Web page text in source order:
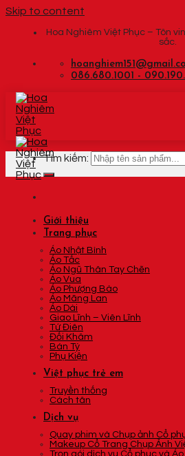
Skip to content
Hoa Nghiêm Việt Phục – Tôn
sắc.
086.680.1001 -
Giới thiệu
Trang phục
Áo Nhật Bình
Áo Tấc
Áo Ngũ Thân Tay Chẽn
Áo Vua
Áo Phượng Bào
Áo Mãng Lan
Áo Dài
Giao Lĩnh – Viên Lĩnh
Tứ Điên
Đối Khâm
Bán Tý
Phụ Kiện
Việt phục trẻ em
Truyền thống
Cách tân
Dịch vụ
Quay phim và Chụp ảnh Cổ
Makeup Cổ Trang Chụp Ảnh
Trọn gói dịch vụ Cổ phục và
Tìm kiếm: